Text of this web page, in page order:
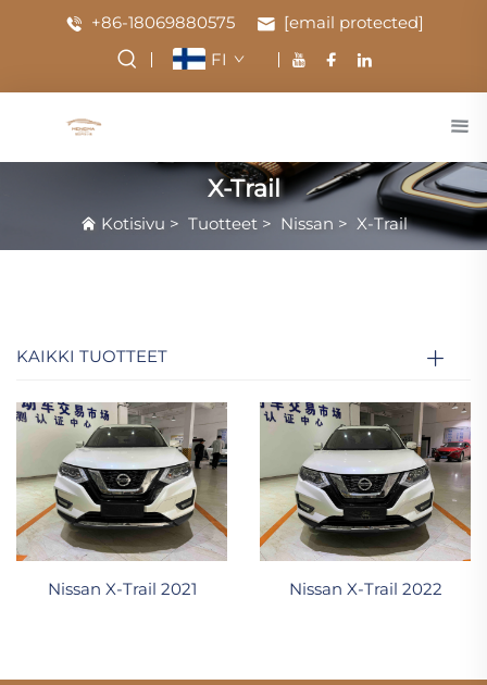
+86-18069880575
[email protected]
FI
X-Trail
Kotisivu > Tuotteet> Nissan > X-Trail
KAIKKI TUOTTEET
Nissan X-Trail 2021 Nissan X-Trail 2022